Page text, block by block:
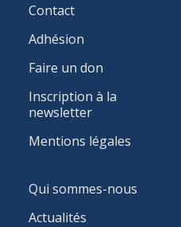
MENU
Contact
Adhésion
Faire un don
Inscription à la
newsletter
Mentions légales
NAVIGATION
Qui sommes-nous
Actualités